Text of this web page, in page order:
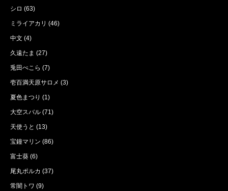
シロ (63)
ミライアカリ (46)
中文 (4)
久遠たま (27)
兎田ぺこら (7)
壱百満天原サロメ (3)
夏色まつり (1)
大空スバル (71)
天使うと (13)
宝鐘マリン (86)
富士葵 (6)
尾丸ポルカ (37)
常闇トワ (9)